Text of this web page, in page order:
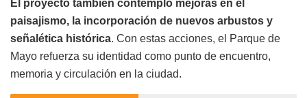
El proyecto también contempló mejoras en el
paisajismo, la incorporación de nuevos arbustos y
señalética histórica. Con estas acciones, el Parque de
Mayo refuerza su identidad como punto de encuentro,
memoria y circulación en la ciudad.